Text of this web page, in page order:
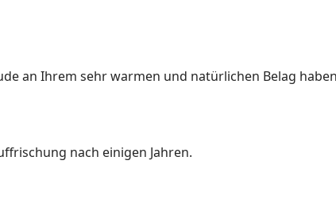
an Ihrem sehr warmen und natürlichen Belag
nach einigen Jahren.